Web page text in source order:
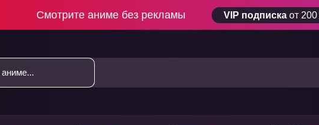
Смотрите аниме без рекламы VIP подписка от